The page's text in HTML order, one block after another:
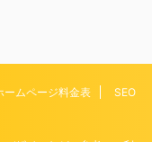
ームページ料金表
SEO